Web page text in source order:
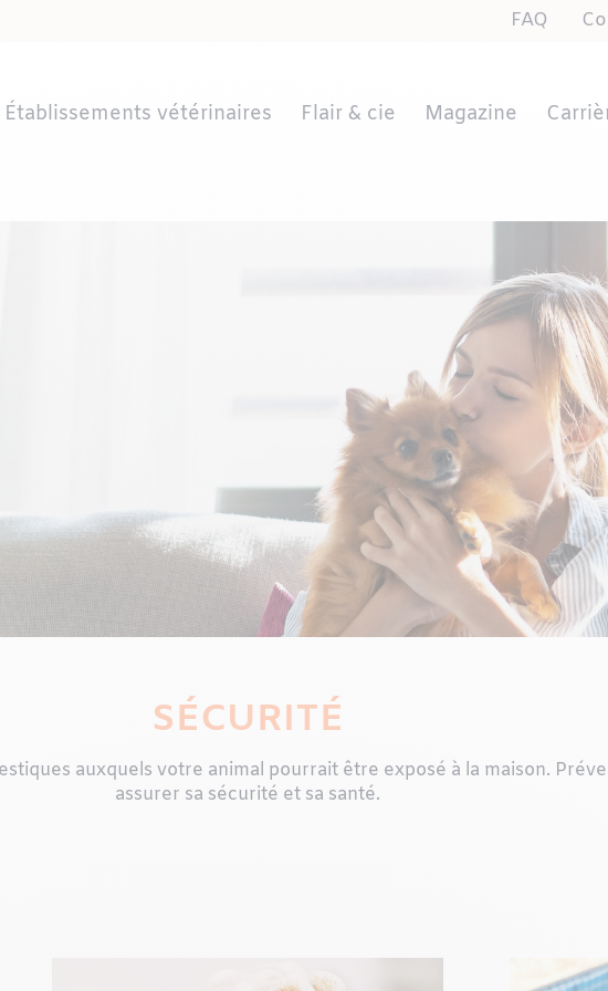
FAQ
Établissements vétérinaires Flair & cie Magazine
SÉCURITÉ
auxquels votre animal pourrait être exposé à la maison.
assurer sa sécurité et sa santé.